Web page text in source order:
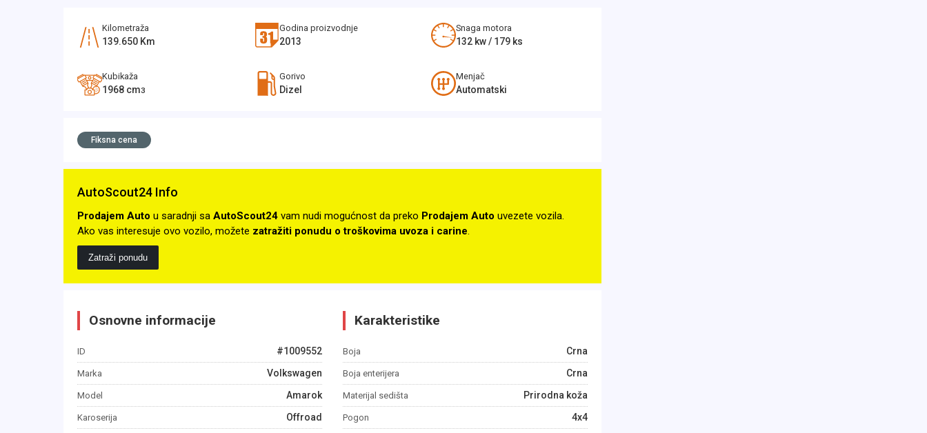
Kilometraža
139.650 Km
Godina proizvodnje
2013
Snaga motora
132 kw / 179 ks
Kubikaža
1968 cm3
Gorivo
Dizel
Menjač
Automatski
Fiksna cena
AutoScout24 Info
Prodajem Auto u saradnji sa AutoScout24 vam nudi mogućnost da preko Prodajem Auto uvezete vozila.
Ako vas interesuje ovo vozilo, možete zatražiti ponudu o troškovima uvoza i carine.
Zatraži ponudu
Osnovne informacije
ID #1009552
Marka Volkswagen
Model Amarok
Karoserija Offroad
Karakteristike
Boja Crna
Boja enterijera Crna
Materijal sedišta Prirodna koža
Pogon 4x4